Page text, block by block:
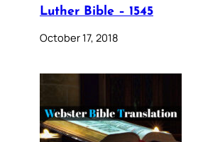
Luther Bible – 1545
October 17, 2018